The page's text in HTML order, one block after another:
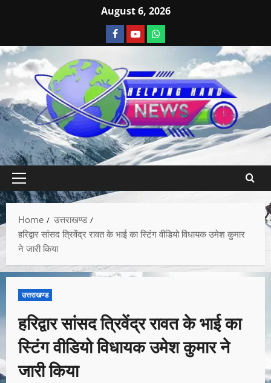
August 6, 2026
Home
उत्तराखण्ड
हरिद्वार सांसद त्रिवेंद्र रावत के भाई का स्टिंग वीडियो विधायक उमेश कुमार
ने जारी किया
उत्तराखण्ड
हरिद्वार सांसद त्रिवेंद्र रावत के भाई का
स्टिंग वीडियो विधायक उमेश कुमार ने
जारी किया